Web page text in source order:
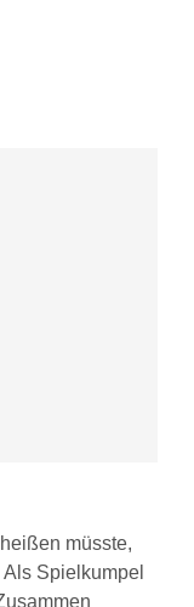
müsste,
Spielkumpel